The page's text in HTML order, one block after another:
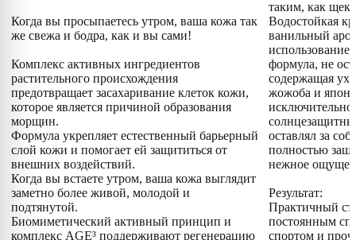
Когда вы просыпаетесь утром, ваша кожа так
же свежа и бодра, как и вы сами!
Комплекс активных ингредиентов
растительного происхождения
предотвращает засахаривание клеток кожи,
которое является причиной образования
морщин.
Формула укрепляет естественный барьерный
слой кожи и помогает ей защититься от
внешних воздействий.
Когда вы встаете утром, ваша кожа выглядит
заметно более живой, молодой и
подтянутой.
Биомиметический активный принцип и
комплекс AGE³ поддерживают регенерацию
таким, как
Водостойкая
ванильный
формула, не
содержащая
жожоба и
исключительно
оставлял за
полностью
нежное
Результат:
Практичный
постоянным
спортом и